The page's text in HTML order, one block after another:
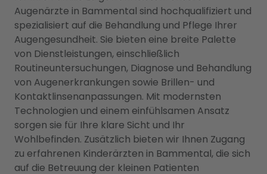
Augenärzte in Bammental sind hochqualifiziert und
spezialisiert auf die Behandlung und Pflege Ihrer
Augengesundheit. Sie bieten eine breite Palette
von Dienstleistungen, einschließlich
Routineuntersuchungen, Diagnose und Behandlung
von Augenerkrankungen sowie Brillen- und
Kontaktlinsenanpassungen. Mit modernsten
Technologien und einem einfühlsamen Ansatz
sorgen sie für Ihre klare Sicht und Ihr
Wohlbefinden. Zusätzlich bieten wir Ihnen Zugang
zu erfahrenen Kinderärzten in Bammental, die sich
auf die Betreuung der kleinen Patienten